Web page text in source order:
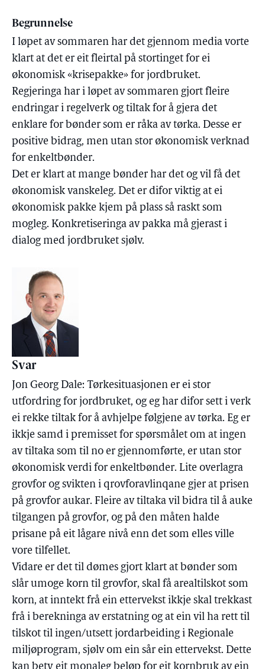
Begrunnelse
I løpet av sommaren har det gjennom media vorte
klart at det er eit fleirtal på stortinget for ei
økonomisk «krisepakke» for jordbruket.
Regjeringa har i løpet av sommaren gjort fleire
endringar i regelverk og tiltak for å gjera det
enklare for bønder som er råka av tørka. Desse er
positive bidrag, men utan stor økonomisk verknad
for enkeltbønder.
Det er klart at mange bønder har det og vil få det
økonomisk vanskeleg. Det er difor viktig at ei
økonomisk pakke kjem på plass så raskt som
mogleg. Konkretiseringa av pakka må gjerast i
dialog med jordbruket sjølv.
Svar
Jon Georg Dale: Tørkesituasjonen er ei stor
utfordring for jordbruket, og eg har difor sett i verk
ei rekke tiltak for å avhjelpe følgjene av tørka. Eg er
ikkje samd i premisset for spørsmålet om at ingen
av tiltaka som til no er gjennomførte, er utan stor
økonomisk verdi for enkeltbønder. Lite overlagra
grovfor og svikten i qrovforavlinqane gjer at prisen
på grovfor aukar. Fleire av tiltaka vil bidra til å auke
tilgangen på grovfor, og på den måten halde
prisane på eit lågare nivå enn det som elles ville
vore tilfellet.
Vidare er det til dømes gjort klart at bønder som
slår umoge korn til grovfor, skal få arealtilskot som
korn, at inntekt frå ein ettervekst ikkje skal trekkast
frå i berekninga av erstatning og at ein vil ha rett til
tilskot til ingen/utsett jordarbeiding i Regionale
miljøprogram, sjølv om ein sår ein ettervekst. Dette